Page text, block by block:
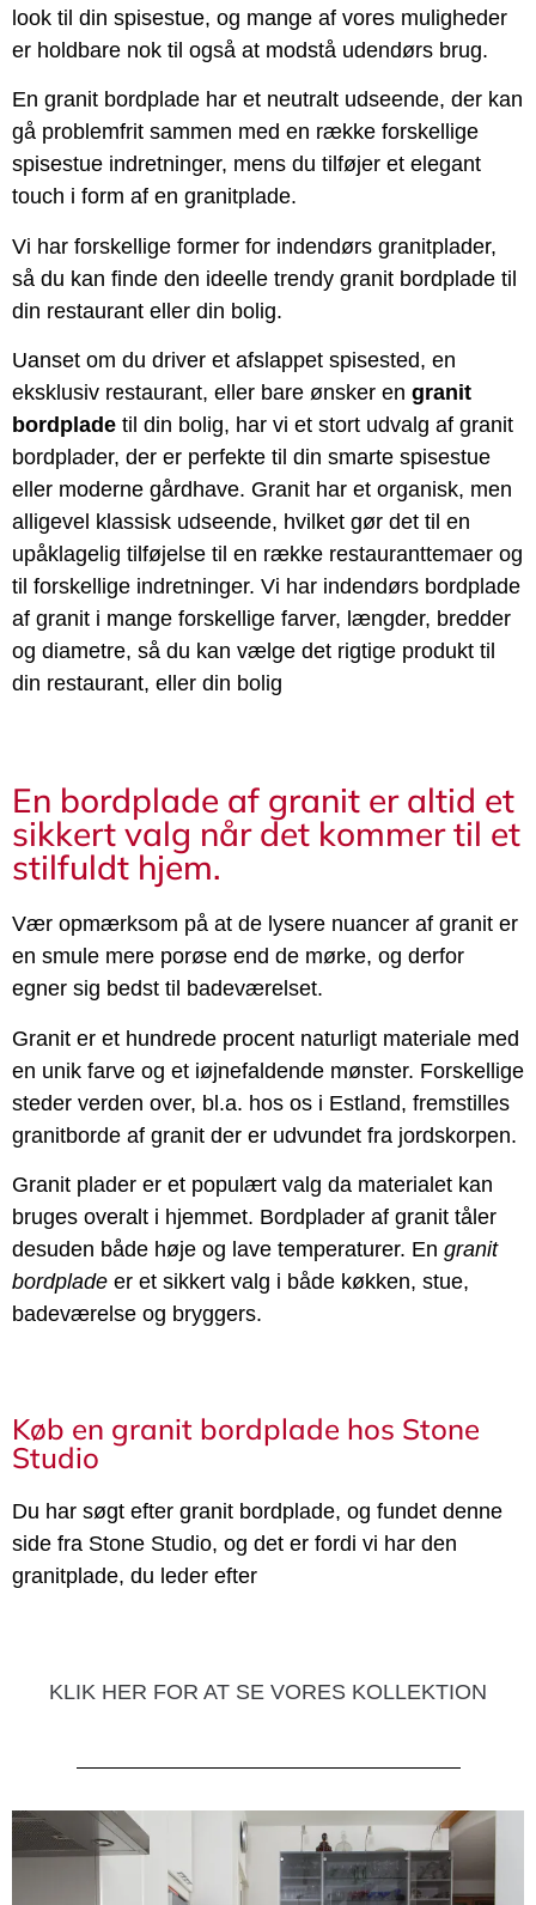
look til din spisestue, og mange af vores muligheder
er holdbare nok til også at modstå udendørs brug.
En granit bordplade har et neutralt udseende, der kan
gå problemfrit sammen med en række forskellige
spisestue indretninger, mens du tilføjer et elegant
touch i form af en granitplade.
Vi har forskellige former for indendørs granitplader,
så du kan finde den ideelle trendy granit bordplade til
din restaurant eller din bolig.
Uanset om du driver et afslappet spisested, en
eksklusiv restaurant, eller bare ønsker en granit
bordplade til din bolig, har vi et stort udvalg af granit
bordplader, der er perfekte til din smarte spisestue
eller moderne gårdhave. Granit har et organisk, men
alligevel klassisk udseende, hvilket gør det til en
upåklagelig tilføjelse til en række restauranttemaer og
til forskellige indretninger. Vi har indendørs bordplade
af granit i mange forskellige farver, længder, bredder
og diametre, så du kan vælge det rigtige produkt til
din restaurant, eller din bolig
En bordplade af granit er altid et
sikkert valg når det kommer til et
stilfuldt hjem.
Vær opmærksom på at de lysere nuancer af granit er
en smule mere porøse end de mørke, og derfor
egner sig bedst til badeværelset.
Granit er et hundrede procent naturligt materiale med
en unik farve og et iøjnefaldende mønster. Forskellige
steder verden over, bl.a. hos os i Estland, fremstilles
granitborde af granit der er udvundet fra jordskorpen.
Granit plader er et populært valg da materialet kan
bruges overalt i hjemmet. Bordplader af granit tåler
desuden både høje og lave temperaturer. En granit
bordplade er et sikkert valg i både køkken, stue,
badeværelse og bryggers.
Køb en granit bordplade hos Stone
Studio
Du har søgt efter granit bordplade, og fundet denne
side fra Stone Studio, og det er fordi vi har den
granitplade, du leder efter
KLIK HER FOR AT SE VORES KOLLEKTION